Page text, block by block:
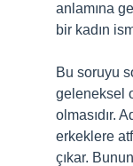
anlamına
bir kadın
Bu soruyu
geleneksel
olmasıdır.
erkeklere
çıkar.